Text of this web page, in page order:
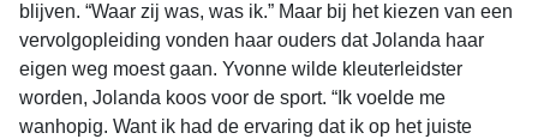
blijven. “Waar zij was, was ik.” Maar bij het kiezen van een
vervolgopleiding vonden haar ouders dat Jolanda haar
eigen weg moest gaan. Yvonne wilde kleuterleidster
worden, Jolanda koos voor de sport. “Ik voelde me
wanhopig. Want ik had de ervaring dat ik op het juiste